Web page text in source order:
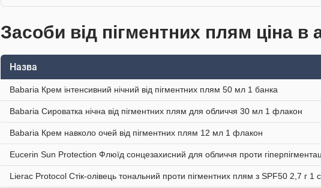
Засоби від пігментних плям ціна в
Назва
Babaria Крем інтенсивний нічний від пігментних плям 50 мл 1 банка
Babaria Сироватка нічна від пігментних плям для обличчя 30 мл 1 флакон
Babaria Крем навколо очей від пігментних плям 12 мл 1 флакон
Eucerin Sun Protection Флюїд сонцезахисний для обличчя проти
Lierac Protocol Стік-олівець тональний проти пігментних плям з SPF50 2,7 г 1